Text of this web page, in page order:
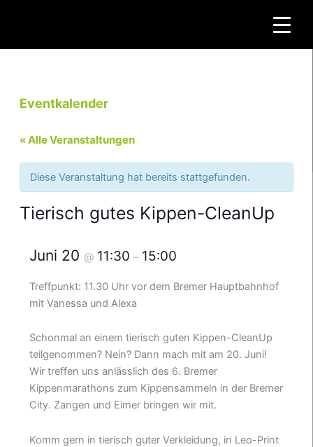
Eventkalender
« Alle Veranstaltungen
Diese Veranstaltung hat bereits stattgefunden.
Tierisch gutes Kippen-CleanUp
Juni 20 @ 11:30– 15:00
Treffpunkt: 11.30 Uhr vor dem Bremer Hauptbahnhof
mit Vanessa und Alexa
Schonmal an einem tierisch guten Kippen-CleanUp
teilgenommen? Nein? Dann mach mit am 20. Juni!
Wir treffen uns anlässlich des 6. Bremer
Kippenmarathons zum Kippensammeln in der Bremer
City. Zangen und Eimer bringen wir mit.
Komm gern in tierisch guter Verkleidung, in Leo-Print